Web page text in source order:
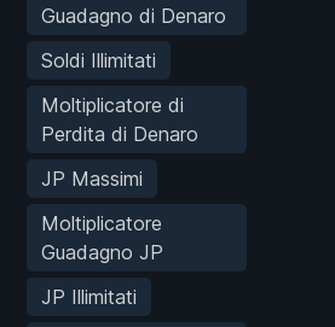
Guadagno di Denaro
Soldi Illimitati
Moltiplicatore di
Perdita di Denaro
JP Massimi
Moltiplicatore
Guadagno JP
JP Illimitati